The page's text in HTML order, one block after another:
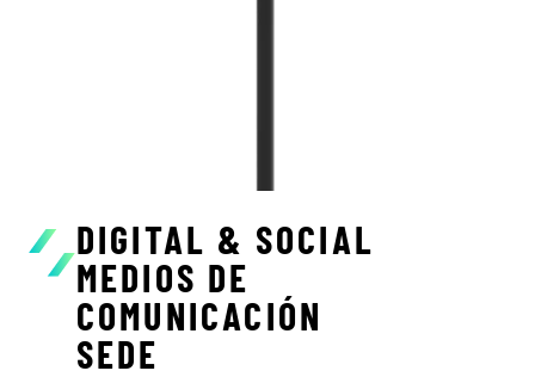
DIGITAL & SOCIAL
MEDIOS DE
COMUNICACIÓN
SEDE